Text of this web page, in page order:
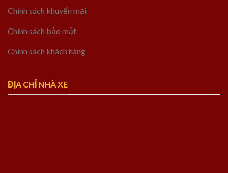
Chính sách khuyến mại
Chính sách bảo mật
Chính sách khách hàng
ĐỊA CHỈ NHÀ XE